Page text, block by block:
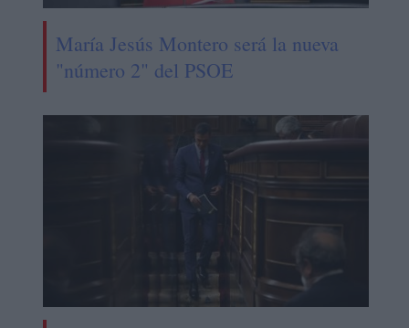
María Jesús Montero será la nueva
"número 2" del PSOE